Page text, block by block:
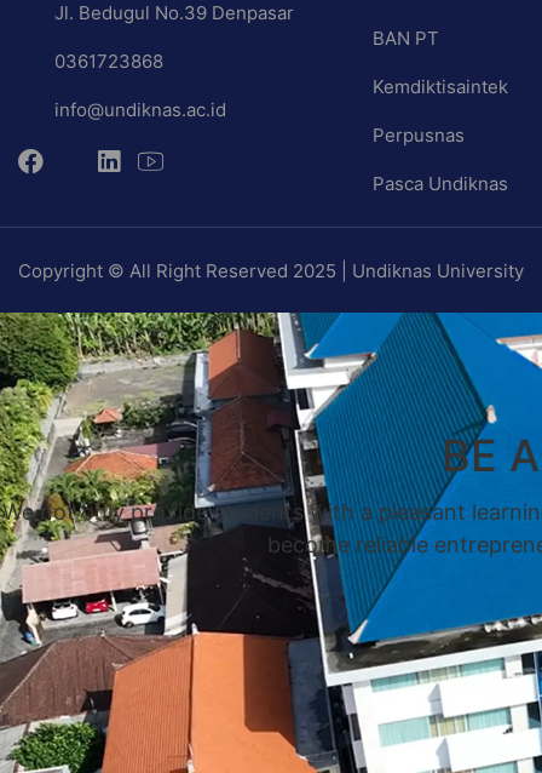
Jl. Bedugul No.39 Denpasar
0361723868
info@undiknas.ac.id
BAN PT
Kemdiktisaintek
Perpusnas
Pasca Undiknas
Copyright © All Right Reserved 2025 | Undiknas University
BE
We not only provide students with a pleasant
become reliable